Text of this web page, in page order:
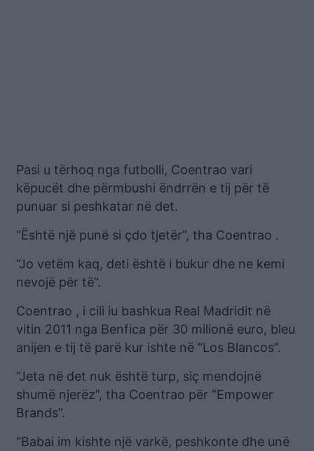
Pasi u tërhoq nga futbolli, Coentrao vari
këpucët dhe përmbushi ëndrrën e tij për të
punuar si peshkatar në det.
“Është një punë si çdo tjetër”, tha Coentrao .
“Jo vetëm kaq, deti është i bukur dhe ne kemi
nevojë për të”.
Coentrao , i cili iu bashkua Real Madridit në
vitin 2011 nga Benfica për 30 milionë euro, bleu
anijen e tij të parë kur ishte në “Los Blancos”.
“Jeta në det nuk është turp, siç mendojnë
shumë njerëz”, tha Coentrao për “Empower
Brands”.
“Babai im kishte një varkë, peshkonte dhe unë